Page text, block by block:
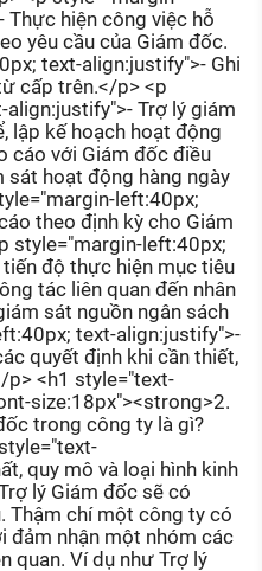
Thực hiện công việc hỗ
yêu cầu của Giám đốc.
text-align:justify">- Ghi
cấp trên.</p> <p
Trợ lý giám
lập kế hoạch hoạt động
cáo với Giám đốc điều
sát hoạt động hàng ngày
left:40px;
theo định kỳ cho Giám
style="margin-left:40px;
độ thực hiện mục tiêu
tác liên quan đến nhân
sát nguồn ngân sách
text-align:justify">-
quyết định khi cần thiết,
<h1 style="text-
size:18px"><strong>2.
trong công ty là gì?
quy mô và loại hình kinh
lý Giám đốc sẽ có
Thậm chí một công ty có
đảm nhận một nhóm các
quan. Ví dụ như Trợ lý